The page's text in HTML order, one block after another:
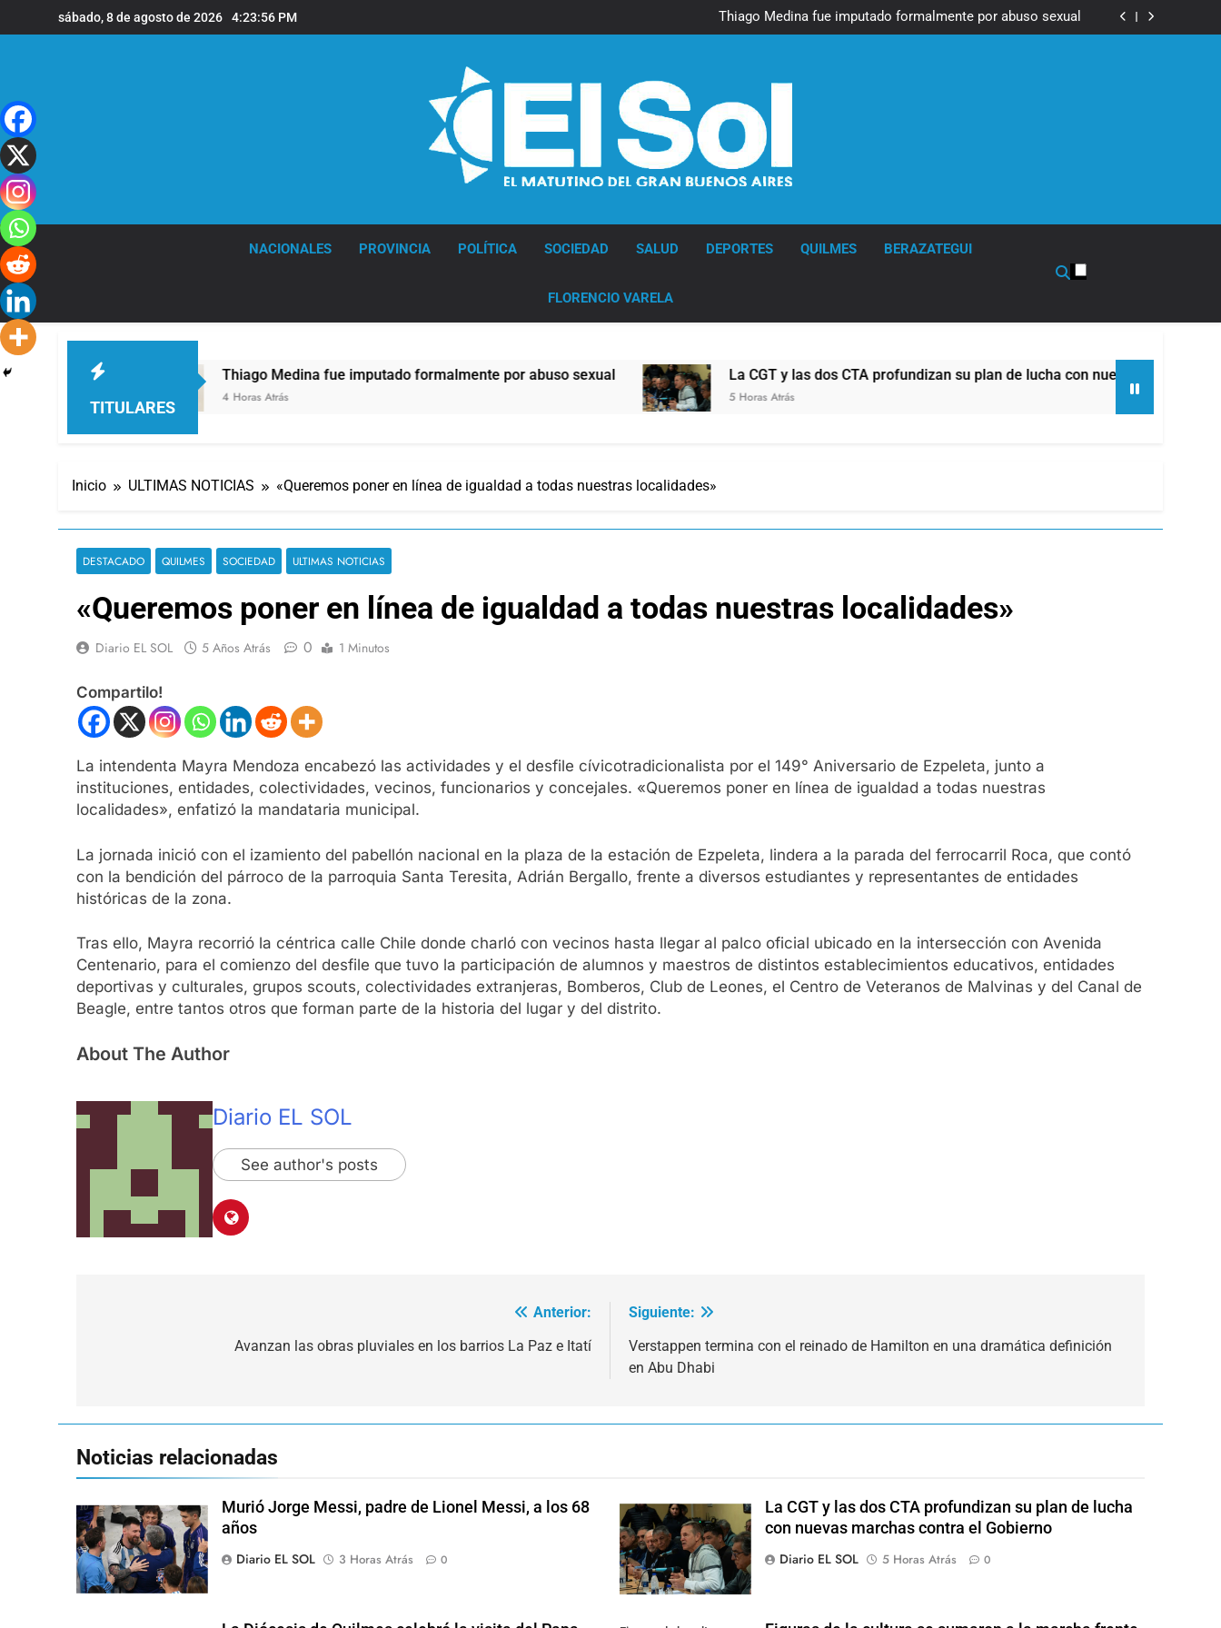
al
sábado, 8 de agosto de 2026 4:23:57 PM
Thiago Medina fue imputado formalmente por abuso sexual
La CGT y las dos CTA profundizan su plan de lucha con nuevas marchas
La CGT y las dos CTA profundizan su plan de lucha con nuevas marchas
NACIONALES PROVINCIA POLÍTICA SOCIEDAD SALUD DEPORTES QUILMES BERAZATEGUI
FLORENCIO VARELA
TITULARES
años Thiago Medina fue imputado formalmente por abuso sexual
4 Horas Atrás
La CGT y las dos CTA profundizan su plan de lucha con nuevas marchas contra el
5 Horas Atrás
Inicio ULTIMAS NOTICIAS «Queremos poner en línea de igualdad a todas nuestras localidades»
DESTACADO QUILMES SOCIEDAD ULTIMAS NOTICIAS
«Queremos poner en línea de igualdad a todas nuestras localidades»
Diario EL SOL 5 Años Atrás 0 1 Minutos
Compartilo!
La intendenta Mayra Mendoza encabezó las actividades y el desfile cívicotradicionalista por el 149° Aniversario de Ezpeleta, junto a
instituciones, entidades, colectividades, vecinos, funcionarios y concejales. «Queremos poner en línea de igualdad a todas nuestras
localidades», enfatizó la mandataria municipal.
La jornada inició con el izamiento del pabellón nacional en la plaza de la estación de Ezpeleta, lindera a la parada del ferrocarril Roca, que contó
con la bendición del párroco de la parroquia Santa Teresita, Adrián Bergallo, frente a diversos estudiantes y representantes de entidades
históricas de la zona.
Tras ello, Mayra recorrió la céntrica calle Chile donde charló con vecinos hasta llegar al palco oficial ubicado en la intersección con Avenida
Centenario, para el comienzo del desfile que tuvo la participación de alumnos y maestros de distintos establecimientos educativos, entidades
deportivas y culturales, grupos scouts, colectividades extranjeras, Bomberos, Club de Leones, el Centro de Veteranos de Malvinas y del Canal de
Beagle, entre tantos otros que forman parte de la historia del lugar y del distrito.
About The Author
Diario EL SOL
See author's posts
Anterior:
Avanzan las obras pluviales en los barrios La Paz e Itatí
Siguiente:
Verstappen termina con el reinado de Hamilton en una dramática definición
en Abu Dhabi
Noticias relacionadas
Murió Jorge Messi, padre de Lionel Messi, a los 68
años
Diario EL SOL
3 Horas Atrás 0
La CGT y las dos CTA profundizan su plan de lucha
con nuevas marchas contra el Gobierno
Diario EL SOL
5 Horas Atrás 0